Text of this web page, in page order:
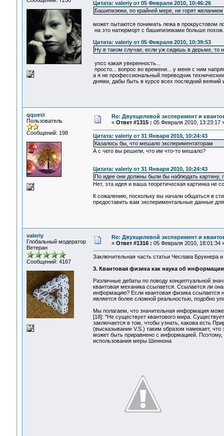
Цитата: valeriy от 05 Февраля 2010, 10:46:26
Башипизюки, по крайней мере, не горят
может пытаются понимать лежа в прокрустовом
на это натюрморт с башипизюками больше
Цитата: valeriy от 05 Февраля 2010, 10:39:53
Ну в таком случае, если уж сидишь в дерьме, то
упсс какая уверенность...
просто... вопрос во времени... у меня с ним
а я не профессиональный переводчик
днями, дабы быть в курсе всех последний
qquest
Пользователь
Сообщений: 198
Re: Двухщелевой эксперимент и
« Ответ #1315 : 05 Февраля 2010, 13:23:17
Цитата: valeriy от 31 Января 2010, 10:24:43
Казалось бы, что мешало экспериментаторам
А с чего вы решили, что им что-то мешало?
Цитата: valeriy от 31 Января 2010, 10:24:43
По идее они должны были бы наблюдать картину,
Нет, эта идея и ваша теоретическая картинка не
К сожалению, поскольку вы начали общаться в
предоставить вам экспериментальные данные
valeriy
Глобальный модератор
Ветеран
Сообщений: 4167
Re: Двухщелевой эксперимент и
« Ответ #1316 : 05 Февраля 2010, 18:01:34
Заключительная часть статьи Чеслава Брукнера
3. Квантовая физика как наука об информации
Различные дебаты по поводу концептуальной
квантовая механика ссылается. Ссылается ли
информацию? Если квантовая физика ссылается
является более сложной реальностью, подобно
Мы полагаем, что значительная информация
[18]: "Не существует квантового мира.
заключается в том, чтобы узнать, какова есть
(высказывание V.S.) таким образом намекает,
может быть приравнено с информацией.
использования меры Шеннона